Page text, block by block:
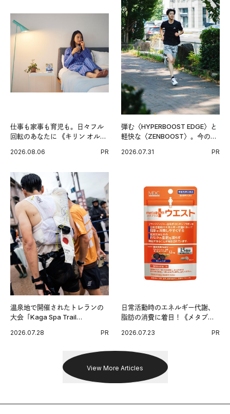
仕事も家事も育児も。日々フル
回転のあなたに 《キリン オルニ
2026.08.06 PR
弾む〈HYPERBOOST EDGE〉と
軽快な〈ZENBOOST〉。今の時
出した新機軸。
2026.07.31 PR
温泉地で開催されたトレランの
大会「Kaga Spa Trail
戦を夢見るランナーたちの奮闘
2026.07.28 PR
日常活動時のエネルギー代謝、
脂肪の消費に着目！《メタプラ
習慣。
2026.07.23 PR
View More Articles